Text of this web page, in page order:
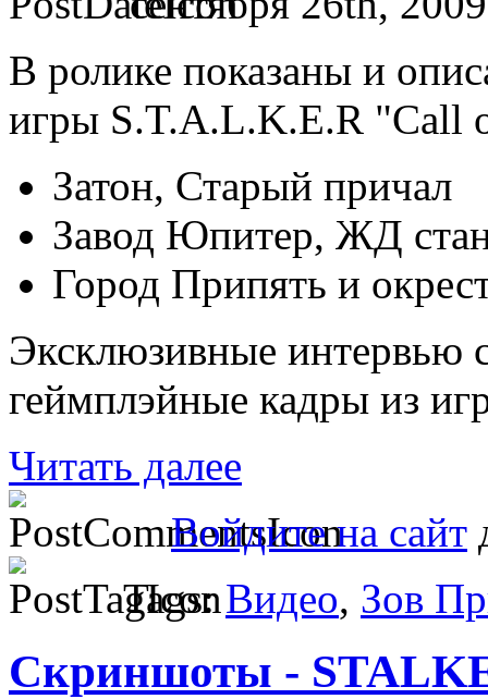
В ролике показаны и
игры S.T.A.L.K.E.R "Call
Затон, Старый причал
Завод Юпитер, ЖД
Город Припять и
Эксклюзивные интервью
геймплэйные кадры из
Читать далее
Войдите на сайт
Tags:Видео, Зов
Скриншоты -